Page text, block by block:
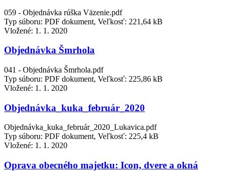
059 - Objednávka rúška Väzenie.pdf
Typ súboru: PDF dokument, Veľkosť: 221,64 kB
Vložené: 1. 1. 2020
Objednávka Šmrhola
041 - Objednávka Šmrhola.pdf
Typ súboru: PDF dokument, Veľkosť: 225,86 kB
Vložené: 1. 1. 2020
Objednávka_kuka_február_2020
Objednávka_kuka_február_2020_Lukavica.pdf
Typ súboru: PDF dokument, Veľkosť: 225,4 kB
Vložené: 1. 1. 2020
Oprava obecného majetku: Icon, dvere a okná